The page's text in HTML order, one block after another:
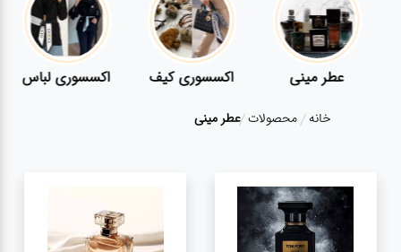
قوانین
سایت
عطر مینی اکسسوری کیف اکسسوری لباس
خانه محصولات عطر مینی